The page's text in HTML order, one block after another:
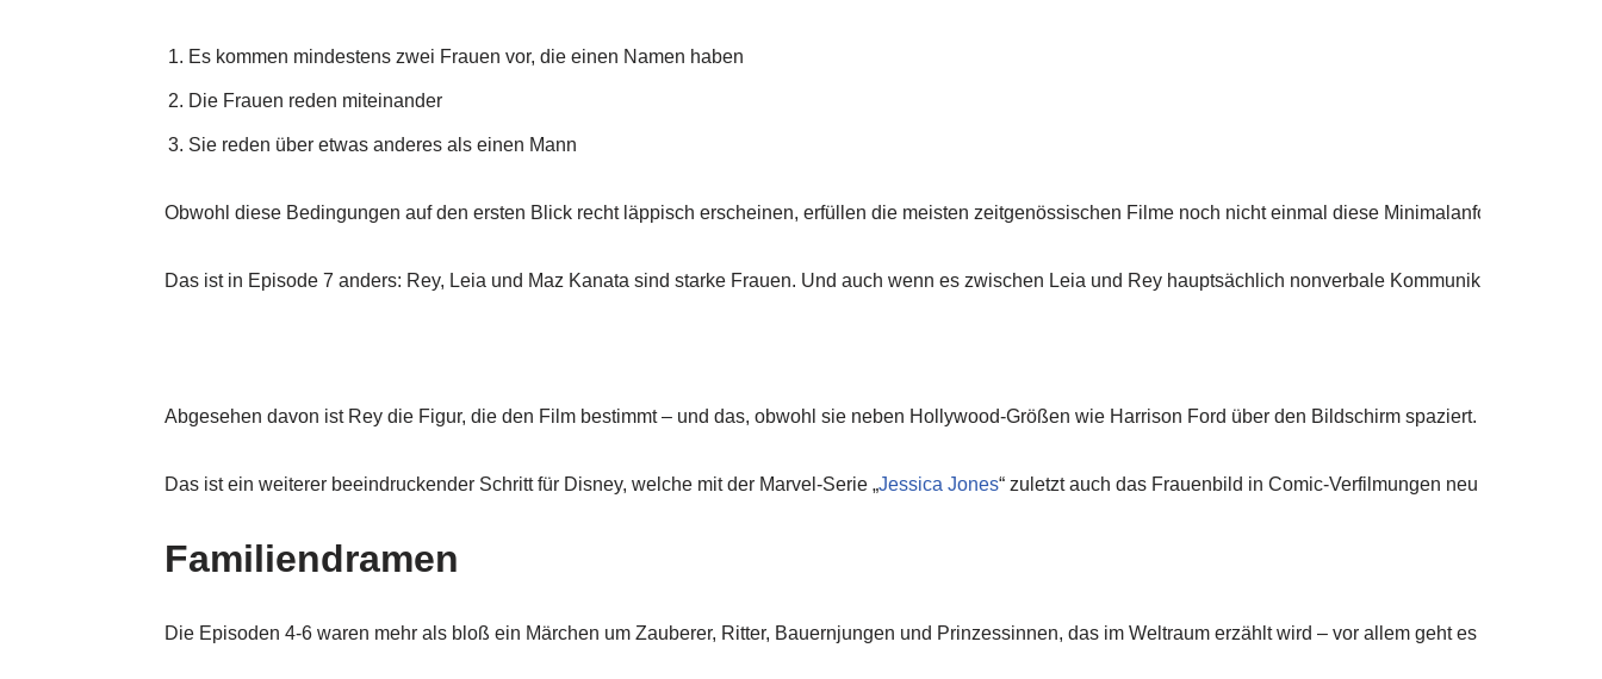
Es kommen mindestens zwei Frauen vor, die einen Namen haben
Die Frauen reden miteinander
Sie reden über etwas anderes als einen Mann
Obwohl diese Bedingungen auf den ersten Blick recht läppisch erscheinen, erfüllen die meisten zeitgenössischen Filme noch nicht einmal diese
Das ist in Episode 7 anders: Rey, Leia und Maz Kanata sind starke Frauen. Und auch wenn es zwischen Leia und Rey hauptsächlich nonverbale Kommunikation
Abgesehen davon ist Rey die Figur, die den Film bestimmt – und das, obwohl sie neben Hollywood-Größen wie Harrison Ford über den Bildschirm spaziert. Daisy
Das ist ein weiterer beeindruckender Schritt für Disney, welche mit der Marvel-Serie „Jessica Jones“ zuletzt auch das Frauenbild in Comic-Verfilmungen neu prägten.
Familiendramen
Die Episoden 4-6 waren mehr als bloß ein Märchen um Zauberer, Ritter, Bauernjungen und Prinzessinnen, das im Weltraum erzählt wird – vor allem geht es um das